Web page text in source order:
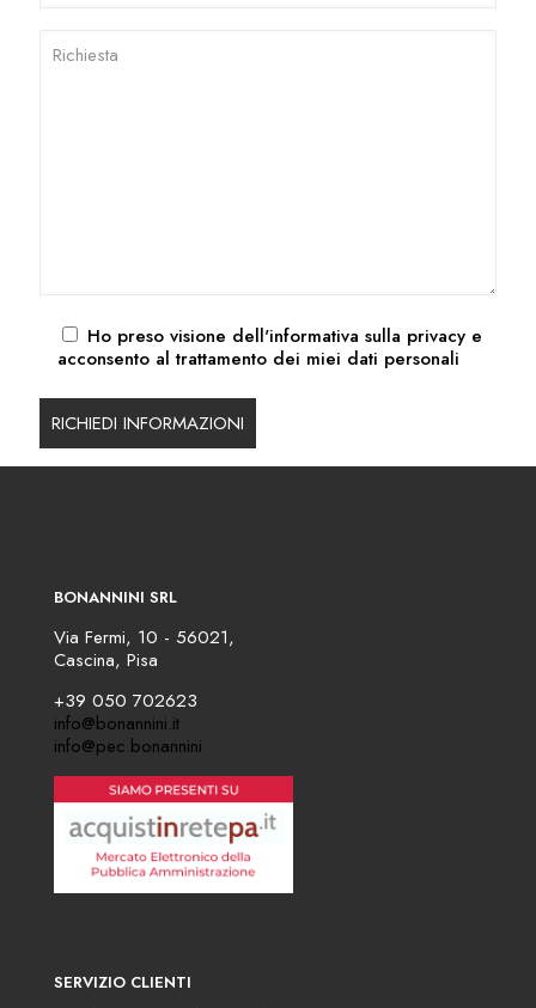
Ho preso visione dell'informativa sulla privacy e
acconsento al trattamento dei miei dati personali
BONANNINI SRL
Via Fermi, 10 - 56021,
Cascina, Pisa
+39 050 702623
info@bonannini.it
info@pec.bonannini
SERVIZIO CLIENTI